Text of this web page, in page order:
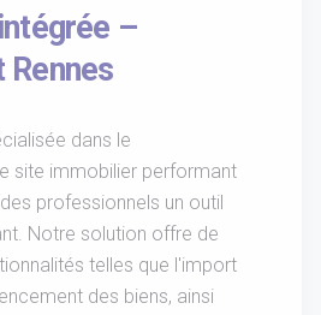
–
Rennes
dans le
site immobilier performant
professionnels un outil
Notre solution offre de
telles que l'import
des biens, ainsi